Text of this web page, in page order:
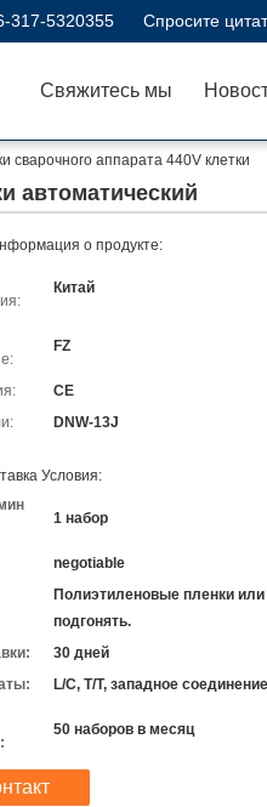
317-5320355 Спросите
Свяжитесь мы
сварочного аппарата 440V клетки
автоматический
о продукте:
Китай
FZ
CE
DNW-13J
Условия:
1 набор
negotiable
Полиэтиленовые пленки
подгонять.
30 дней
L/C, T/T, западное соединение
50 наборов в месяц